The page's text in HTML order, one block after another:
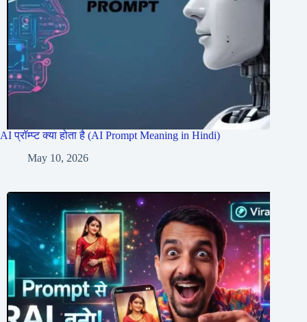
AI प्रॉम्प्ट क्या होता है (AI Prompt Meaning in Hindi)
May 10, 2026